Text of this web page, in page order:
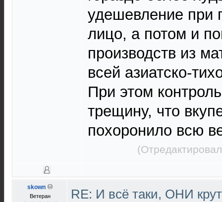
удешевление при
лицо, а потом и
производств из
всей азиатско-
При этом
трещину, что
похоронило всю
skown
Ветеран
RE: И всё таки, ОНИ